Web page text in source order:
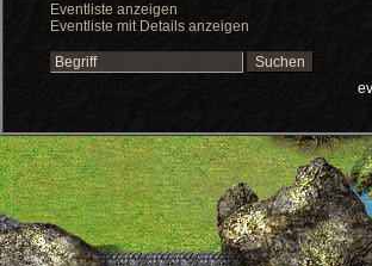
Eventliste anzeigen
Eventliste mit Details anzeigen